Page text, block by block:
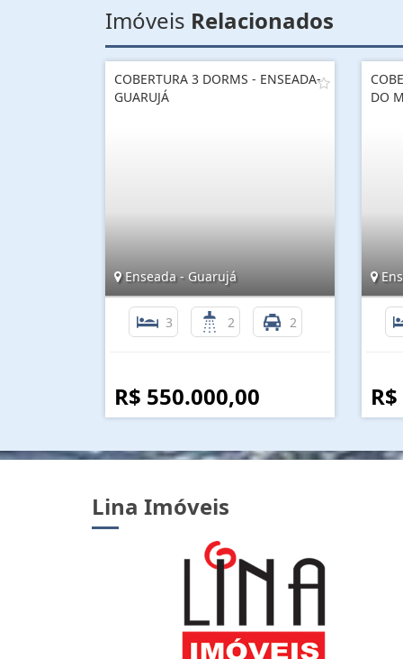
Imóveis Relacionados
COBERTURA 3 DORMS - ENSEADA-
GUARUJÁ
Enseada - Guarujá
3 2 2
R$ 550.000,00
DO
Lina Imóveis